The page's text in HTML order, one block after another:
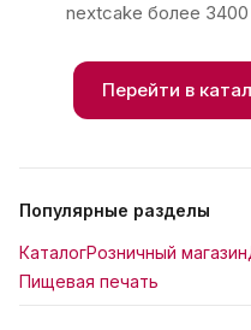
nextcake более 3400
Перейти в
Популярные разделы
КаталогРозничный магазин
Пищевая печать